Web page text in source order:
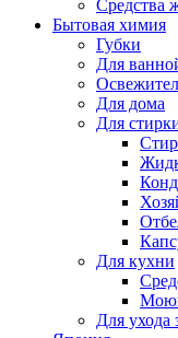
Средства
Бытовая химия
Губки
Для
Для дома
Для
Для кухни
Для ухода